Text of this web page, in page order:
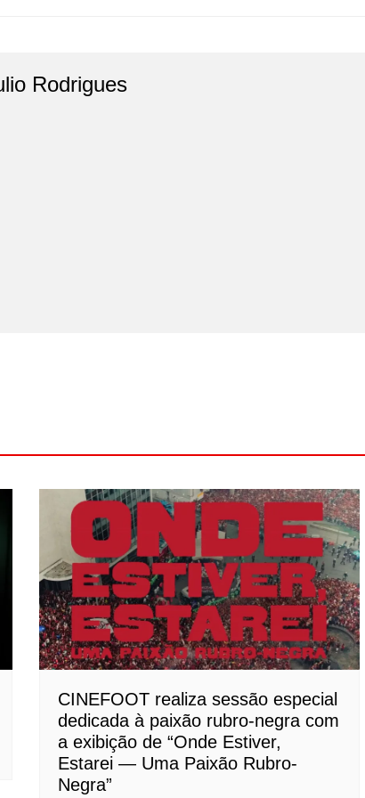
Rodrigues
CINEFOOT realiza sessão especial
dedicada à paixão rubro-negra com
a exibição de “Onde Estiver,
Estarei — Uma Paixão Rubro-
Negra”